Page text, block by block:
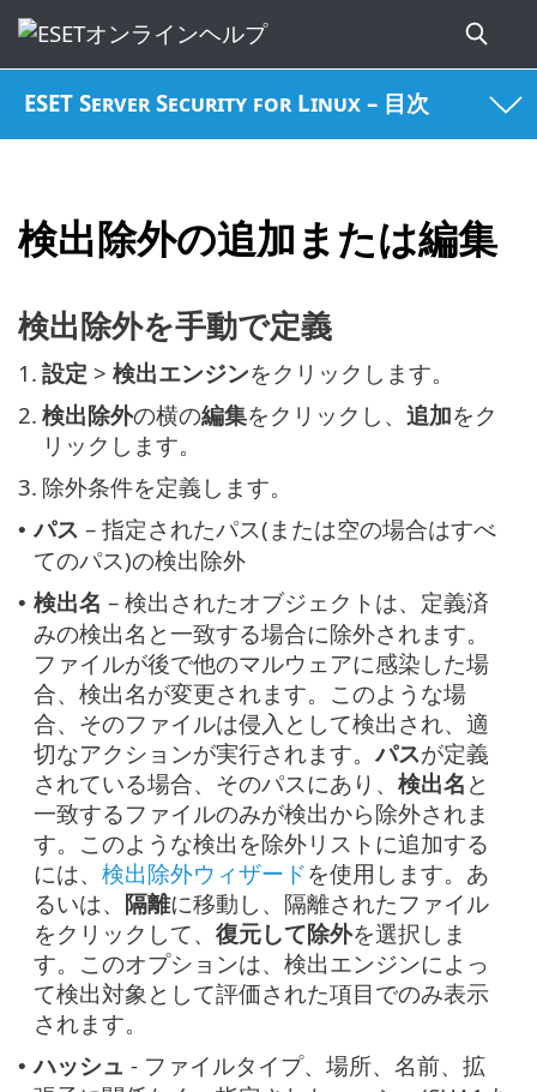
ESET Server Security for Linux – 目次
検出除外の追加または編集
検出除外を手動で定義
1. 設定 > 検出エンジンをクリックします。
2. 検出除外の横の編集をクリックし、 追加をク
リックします。
3. 除外条件を定義します。
• パス – 指定されたパス(または空の場合はすべ
てのパス)の検出除外
• 検出名 – 検出されたオブジェクトは、定義済
みの検出名と一致する場合に除外されます。
ファイルが後で他のマルウェアに感染した場
合、検出名が変更されます。このような場
合、そのファイルは侵入として検出され、適
切なアクションが実行されます。パスが定義
されている場合、そのパスにあり、 検出名 と
一致するファイルのみが検出から除外されま
す。このような検出を除外リストに追加する
には、 検出除外ウィザードを使用します。あ
るいは、 隔離に移動し、隔離されたファイル
をクリックして、 復元して除外を選択しま
す。このオプションは、検出エンジンによっ
て検出対象として評価された項目でのみ表示
されます。
• ハッシュ - ファイルタイプ、場所、名前、拡